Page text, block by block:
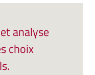
analyse
choix